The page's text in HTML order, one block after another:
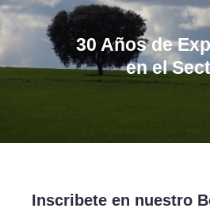
30 Años de
en el
Inscribete en nuestro